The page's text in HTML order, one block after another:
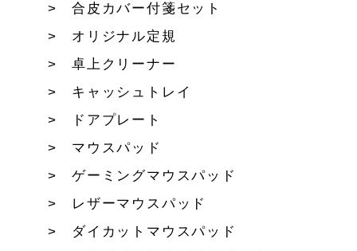
合皮カバー付箋セット
オリジナル定規
卓上クリーナー
キャッシュトレイ
ドアプレート
マウスパッド
ゲーミングマウスパッド
レザーマウスパッド
ダイカットマウスパッド